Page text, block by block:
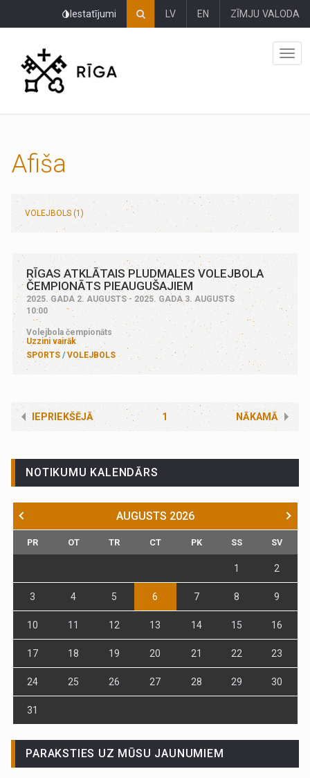
Iestatījumi LV EN ZĪMJU VALODA
Afiša
VOLEJBOLS (1)
RĪGAS ATKLĀTAIS PLUDMALES VOLEJBOLA
ČEMPIONĀTS PIEAUGUŠAJIEM
2025. GADA 2. AUGUSTS - 2025. GADA 3. AUGUSTS
10:00
Volejbola čempionāts
Uzzini vairāk
SPORTS
VOLEJBOLS
IEPRIEKŠĒJĀ 1 NĀKAMĀ
NOTIKUMU KALENDĀRS
AUGUSTS 2026
PR OT TR CT PK SS SV
1 2
3 4 5 6 7 8 9
10 11 12 13 14 15 16
17 18 19 20 21 22 23
24 25 26 27 28 29 30
31
PARAKSTIES UZ MŪSU JAUNUMIEM